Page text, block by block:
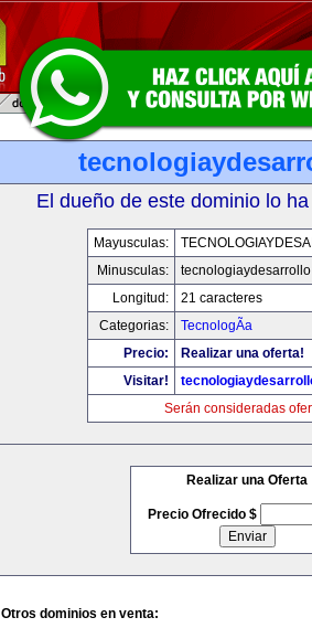
El dueño de este dominio lo
Mayusculas:
Minusculas:
Longitud:
21 caracteres
Categorias:
TecnologÃ­a
Precio:
Realizar una oferta!
Visitar!
Serán consideradas
Realizar una Oferta
Precio Ofrecido $
Otros dominios en venta: